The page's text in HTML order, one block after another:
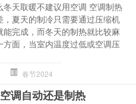
冬天取暖不建议用空调 空调制热
，夏天的制冷只需要通过压缩机
能完成，而冬天的制热就比较麻
方面，当室内温度过低或空调压
春节2024
调自动还是制热